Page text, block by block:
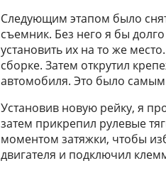
Следующим этапом было
съемник. Без него я бы
установить их на то же
сборке. Затем открутил
автомобиля. Это было
Установив новую рейку, я
затем прикрепил рулевые
моментом затяжки, чтобы
двигателя и подключил